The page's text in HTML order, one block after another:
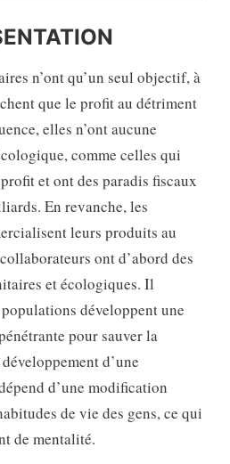
n’ont qu’un seul objectif, à
que le profit au détriment
elles n’ont aucune
comme celles qui
et ont des paradis fiscaux
En revanche, les
leurs produits au
ont d’abord des
et écologiques. Il
développent une
pour sauver la
d’une
d’une modification
de vie des gens, ce qui
de mentalité.